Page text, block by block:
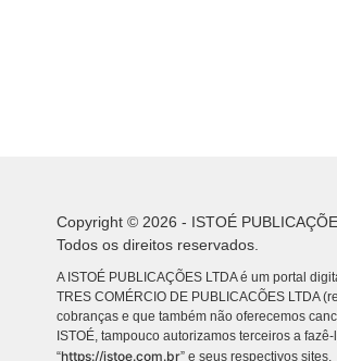
Copyright © 2026 - ISTOÉ
Todos os direitos reservados.
A ISTOÉ PUBLICAÇÕES LTDA é um portal
TRES COMÉRCIO DE PUBLICACÕES LTDA
cobranças e que também não oferecemos
ISTOÉ, tampouco autorizamos terceiros a
“https://istoe.com.br” e seus respectivos sites.